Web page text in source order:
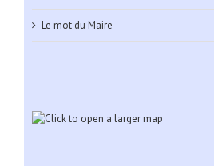
Le mot du Maire